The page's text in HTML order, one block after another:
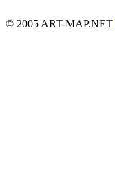
© 2005 ART-MAP.NET